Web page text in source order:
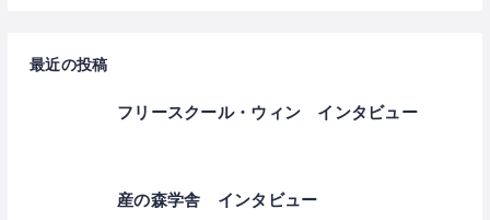
最近の投稿
フリースクール・ウィン インタビュー
産の森学舎 インタビュー